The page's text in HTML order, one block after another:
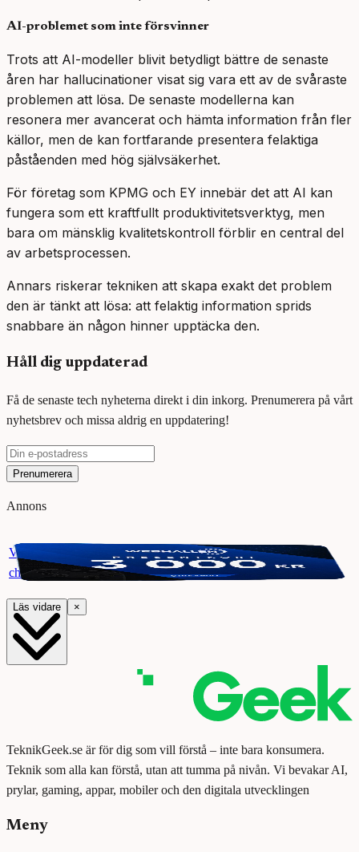
AI-problemet som inte försvinner
Trots att AI-modeller blivit betydligt bättre de senaste
åren har hallucinationer visat sig vara ett av de svåraste
problemen att lösa. De senaste modellerna kan
resonera mer avancerat och hämta information från fler
källor, men de kan fortfarande presentera felaktiga
påståenden med hög självsäkerhet.
För företag som KPMG och EY innebär det att AI kan
fungera som ett kraftfullt produktivitetsverktyg, men
bara om mänsklig kvalitetskontroll förblir en central del
av arbetsprocessen.
Annars riskerar tekniken att skapa exakt det problem
den är tänkt att lösa: att felaktig information sprids
snabbare än någon hinner upptäcka den.
Håll dig uppdaterad
Få de senaste tech nyheterna direkt i din inkorg. Prenumerera på vårt
nyhetsbrev och missa aldrig en uppdatering!
Prenumerera
Annons
Vinn ett presentkort på Webhallen. Delta i vår giveaway för
chansen att vinna 3000 kr.
Läs vidare ×
TeknikGeek.se är för dig som vill förstå – inte bara konsumera.
Teknik som alla kan förstå, utan att tumma på nivån. Vi bevakar AI,
prylar, gaming, appar, mobiler och den digitala utvecklingen
Meny